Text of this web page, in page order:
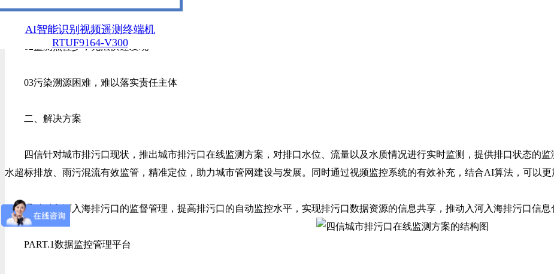
AI智能识别视频遥测终端机
RTUF9164-V300
01排口数量多，难以排查
02监测点位少，无法快速发现
03污染溯源困难，难以落实责任主体
二、解决方案
四信针对城市排污口现状，推出城市排污口在线监测方案，对排口水位、流量以及水质情况进行实时监测，提供排口状态的监
水超标排放、雨污混流有效监管，精准定位，助力城市管网建设与发展。同时通过视频监控系统的有效补充，结合AI算法，可以
通过对入河入海排污口的监督管理，提高排污口的自动监控水平，实现排污口数据资源的信息共享，推动入河入海排污口信息
PART.1数据监控管理平台